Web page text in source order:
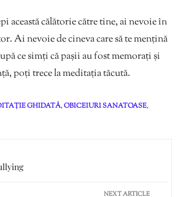
această călătorie către tine, ai nevoie în
Ai nevoie de cineva care să te mențină
ce simți că pașii au fost memorați și
poți trece la meditația tăcută.
GHIDATĂ,OBICEIURI SANATOASE,
NEXT ARTICLE